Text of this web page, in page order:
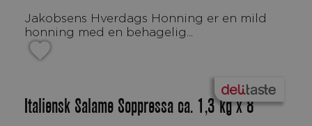
Jakobsens Hverdags Honning er en mild
honning med en behagelig...
Italiensk Salame Soppressa ca. 1,3 kg x 8